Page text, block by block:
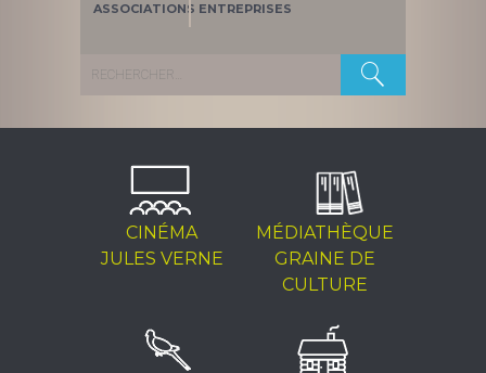
ASSOCIATIONS ENTREPRISES
Rechercher :
CINÉMA
JULES VERNE
MÉDIATHÈQUE
GRAINE DE
CULTURE